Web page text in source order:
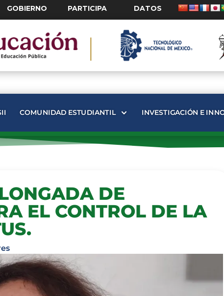
GOBIERNO PARTICIPA DATOS
COMUNIDAD ESTUDIANTIL INVESTIGACIÓN E
DE
EL CONTROL DE LA